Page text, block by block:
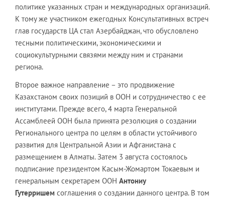
политике указанных стран и международных организаций.
К тому же участником ежегодных Консультативных встреч
глав государств ЦА стал Азербайджан, что обусловлено
тесными политическими, экономическими и
социокультурными связями между ним и странами
региона.
Второе важное направление – это продвижение
Казахстаном своих позиций в ООН и сотрудничество с ее
институтами. Прежде всего, 4 марта Генеральной
Ассамблеей ООН была принята резолюция о создании
Регионального центра по целям в области устойчивого
развития для Центральной Азии и Афганистана с
размещением в Алматы. Затем 3 августа состоялось
подписание президентом Касым-Жомартом Токаевым и
генеральным секретарем ООН Антониу
Гутерришем соглашения о создании данного центра. В том